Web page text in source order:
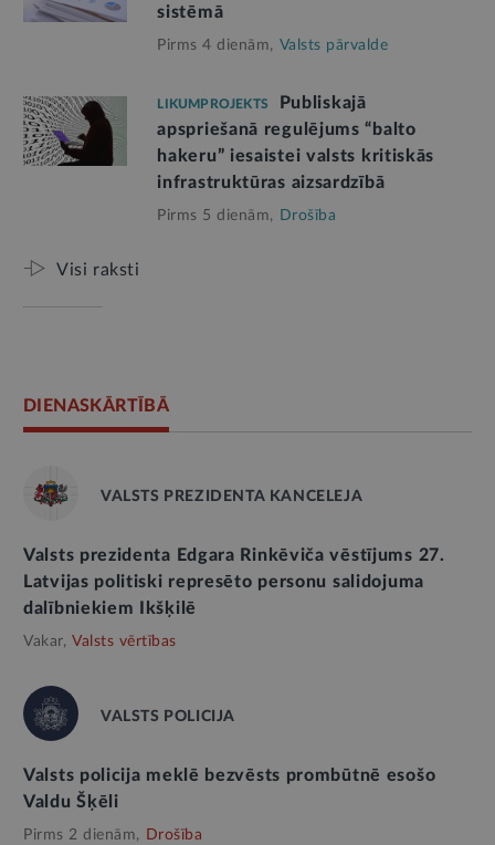
sistēmā
Pirms 4 dienām, Valsts pārvalde
LIKUMPROJEKTS
Publiskajā
apspriešanā regulējums “balto
hakeru” iesaistei valsts kritiskās
infrastruktūras aizsardzībā
Pirms 5 dienām, Drošība
Visi raksti
DIENASKĀRTĪBĀ
VALSTS PREZIDENTA KANCELEJA
Valsts prezidenta Edgara Rinkēviča vēstījums 27.
Latvijas politiski represēto personu salidojuma
dalībniekiem Ikšķilē
Vakar, Valsts vērtības
VALSTS POLICIJA
Valsts policija meklē bezvēsts prombūtnē esošo
Valdu Šķēli
Pirms 2 dienām, Drošība